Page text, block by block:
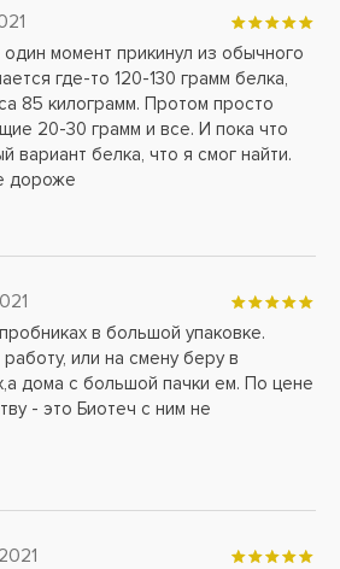
момент прикинул из обычного
где-то 120-130 грамм белка,
85 килограмм. Протом просто
20-30 грамм и все. И пока что
белка, что я смог найти.
дороже
в большой упаковке.
или на смену беру в
дома с большой пачки ем. По цене
- это Биотеч с ним не